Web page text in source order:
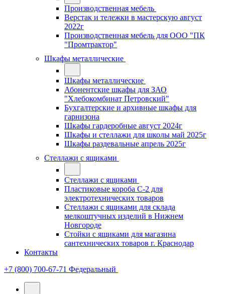
Производственная мебель
Верстак и тележки в мастерскую август
2022г
Производственная мебель для ООО "ПК
"Промтрактор"
Шкафы металлические
Шкафы металлические
Абонентские шкафы для ЗАО
"Хлебокомбинат Петровский"
Бухгалтерские и архивные шкафы для
гарнизона
Шкафы гардеробные август 2024г
Шкафы и стеллажи для школы май 2025г
Шкафы раздевальные апрель 2025г
Стеллажи с ящиками
Стеллажи с ящиками
Пластиковые короба С-2 для
электротехнических товаров
Стеллажи с ящиками для склада
мелкоштучных изделий в Нижнем
Новгороде
Стойки с ящиками для магазина
сантехнических товаров г. Краснодар
Контакты
+7 (800) 700-67-71 Федеральный